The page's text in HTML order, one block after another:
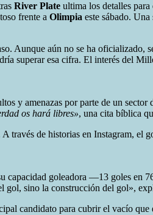
River Plate ultima los detalles
frente a Olimpia este sábado.
Aunque aún no se ha oficializado,
superar esa cifra. El interés del
y amenazas por parte de un
os hará libres», una cita bíblica
través de historias en Instagram,
capacidad goleadora —13 goles en
gol, sino la construcción del gol»,
candidato para cubrir el vacío que